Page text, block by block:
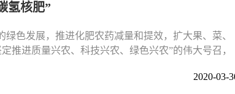
氢核肥”
色发展，推进化肥农药减量和提效，扩大果、菜、
推进质量兴农、科技兴农、绿色兴农”的伟大号召，
2020-03-